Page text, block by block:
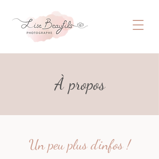
À propos
Un peu plus d'infos !